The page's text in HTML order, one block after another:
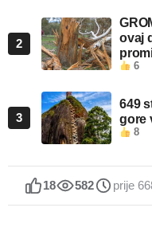
2
ovaj
6
3
649
gore
8
18 582 prije